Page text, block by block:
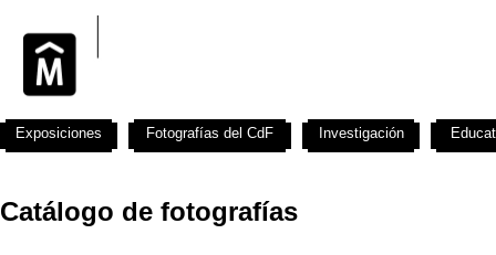
Catálogo de fotografías
Exposiciones Fotografías del CdF Investigación